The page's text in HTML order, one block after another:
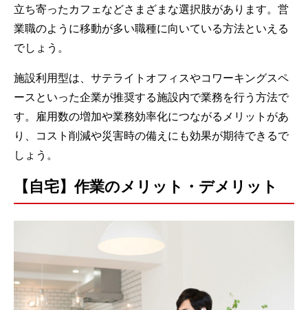
立ち寄ったカフェなどさまざまな選択肢があります。営
業職のように移動が多い職種に向いている方法といえる
でしょう。
施設利用型は、サテライトオフィスやコワーキングスペ
ースといった企業が推奨する施設内で業務を行う方法で
す。雇用数の増加や業務効率化につながるメリットがあ
り、コスト削減や災害時の備えにも効果が期待できるで
しょう。
【自宅】作業のメリット・デメリット